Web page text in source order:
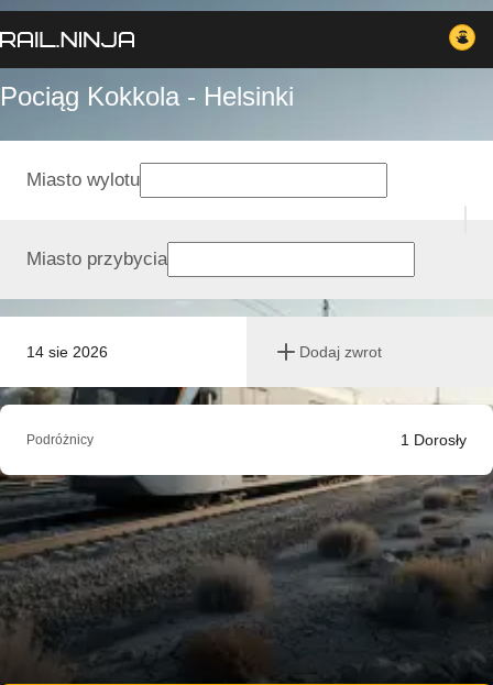
Pociąg Kokkola - Helsinki
14 sie 2026 Dodaj zwrot
Miasto wylotu
Miasto przybycia
Podróżnicy 1 Dorosły